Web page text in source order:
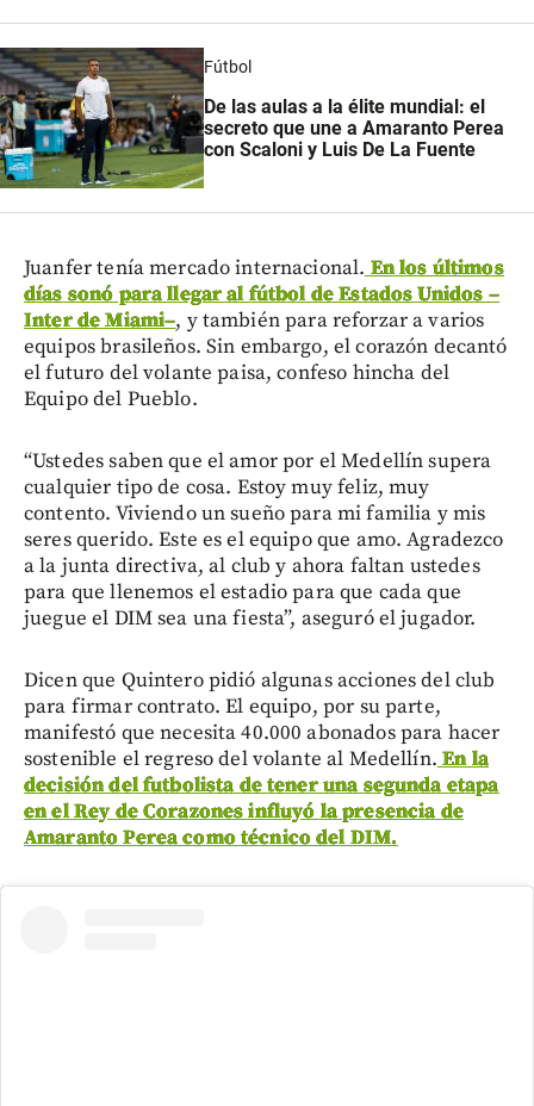
Fútbol
De las aulas a la élite mundial: el
secreto que une a Amaranto Perea
con Scaloni y Luis De La Fuente
Juanfer tenía mercado internacional. En los últimos
días sonó para llegar al fútbol de Estados Unidos –
Inter de Miami–, y también para reforzar a varios
equipos brasileños. Sin embargo, el corazón decantó
el futuro del volante paisa, confeso hincha del
Equipo del Pueblo.
“Ustedes saben que el amor por el Medellín supera
cualquier tipo de cosa. Estoy muy feliz, muy
contento. Viviendo un sueño para mi familia y mis
seres querido. Este es el equipo que amo. Agradezco
a la junta directiva, al club y ahora faltan ustedes
para que llenemos el estadio para que cada que
juegue el DIM sea una fiesta”, aseguró el jugador.
Dicen que Quintero pidió algunas acciones del club
para firmar contrato. El equipo, por su parte,
manifestó que necesita 40.000 abonados para hacer
sostenible el regreso del volante al Medellín. En la
decisión del futbolista de tener una segunda etapa
en el Rey de Corazones influyó la presencia de
Amaranto Perea como técnico del DIM.